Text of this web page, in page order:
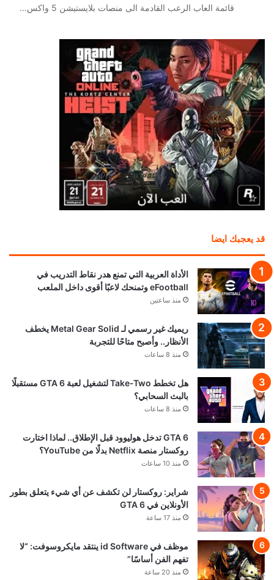
قائمة العاب الرعب القادمة الى منصات بلايستيشن 5 واكس…
قد يعجبك ايضا
الأداة العربية التي تمنع هدر نقاط التدريب في
eFootball وتمنحك لاعبًا أقوى داخل الملعب
منذ ساعتين
ريميك غير رسمي لـ Metal Gear Solid يخطف
الأنظار.. وأصبح متاحًا للتجربة
منذ 8 ساعات
هل تخطط Take-Two لتشغيل لعبة GTA 6 مستقبلًا
بالبث السحابي؟
منذ 8 ساعات
GTA 6 تدخل هوليوود قبل الإطلاق.. لماذا اختارت
روكستار منصة Netflix بدلًا من YouTube؟
منذ 10 ساعات
شراير: روكستار لن تكشف عن أي شيء يتعلق بطور
الأونلاين في GTA 6
منذ 17 ساعة
موظف في id Software ينتقد مايكروسوفت: “لا
تفهم الفن أساسًا”
منذ 20 ساعة